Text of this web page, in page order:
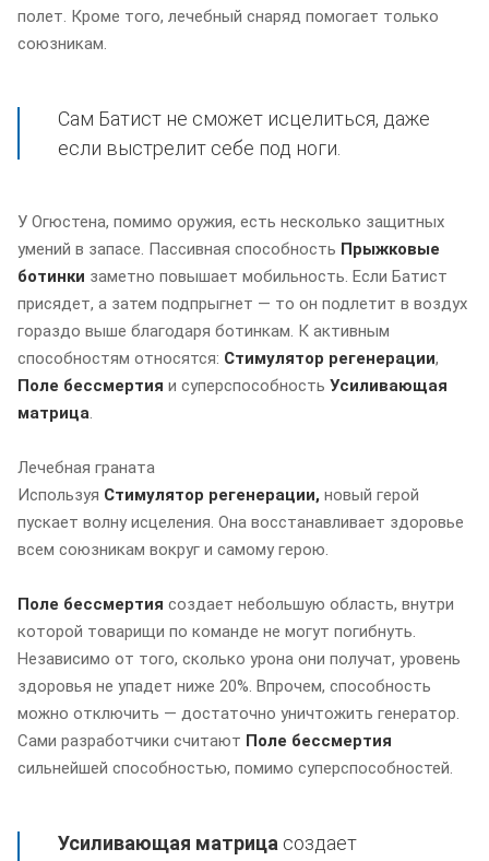
полет. Кроме того, лечебный снаряд помогает только
союзникам.
Сам Батист не сможет исцелиться, даже
если выстрелит себе под ноги.
У Огюстена, помимо оружия, есть несколько защитных
умений в запасе. Пассивная способность Прыжковые
ботинки заметно повышает мобильность. Если Батист
присядет, а затем подпрыгнет — то он подлетит в воздух
гораздо выше благодаря ботинкам. К активным
способностям относятся: Стимулятор регенерации,
Поле бессмертия и суперспособность Усиливающая
матрица.
Лечебная граната
Используя Стимулятор регенерации, новый герой
пускает волну исцеления. Она восстанавливает здоровье
всем союзникам вокруг и самому герою.
Поле бессмертия создает небольшую область, внутри
которой товарищи по команде не могут погибнуть.
Независимо от того, сколько урона они получат, уровень
здоровья не упадет ниже 20%. Впрочем, способность
можно отключить — достаточно уничтожить генератор.
Сами разработчики считают Поле бессмертия
сильнейшей способностью, помимо суперспособностей.
Усиливающая матрица создает